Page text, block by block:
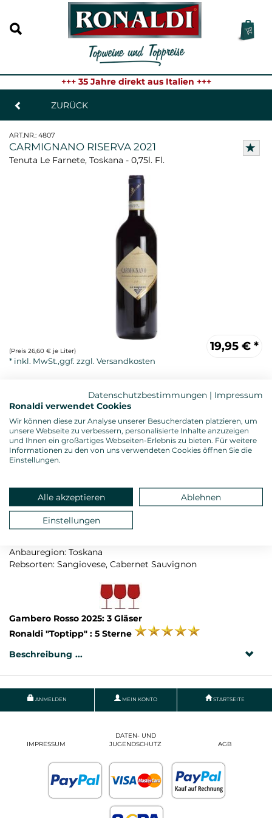
+++ 35 Jahre direkt aus Italien +++
ZURÜCK
ART.NR.: 4807
CARMIGNANO RISERVA 2021
Tenuta Le Farnete, Toskana - 0,75l. Fl.
19,95 € *
(Preis 26,60 € je Liter)
Rotwein, trocken
Gesamtsäure: 5,30 g/l
Restzucker: 0,79 g/l
Allergenhinweis: enthält Sulfite
Verschluss: Naturkorken
Anbauregion: Toskana
Rebsorten: Sangiovese, Cabernet Sauvignon
Gambero Rosso 2025: 3 Gläser
Ronaldi "Toptipp" : 5 Sterne
Beschreibung
ANMELDEN MEIN KONTO STARTSEITE
IMPRESSUM
DATEN- UND
JUGENDSCHUTZ
AGB
Datenschutzbestimmungen | Impressum
Ronaldi verwendet Cookies
Wir können diese zur Analyse unserer Besucherdaten platzieren, um
unsere Webseite zu verbessern, personalisierte Inhalte anzuzeigen
und Ihnen ein großartiges Webseiten-Erlebnis zu bieten. Für weitere
Informationen zu den von uns verwendeten Cookies öffnen Sie die
Einstellungen.
Alle akzeptieren Ablehnen
Einstellungen